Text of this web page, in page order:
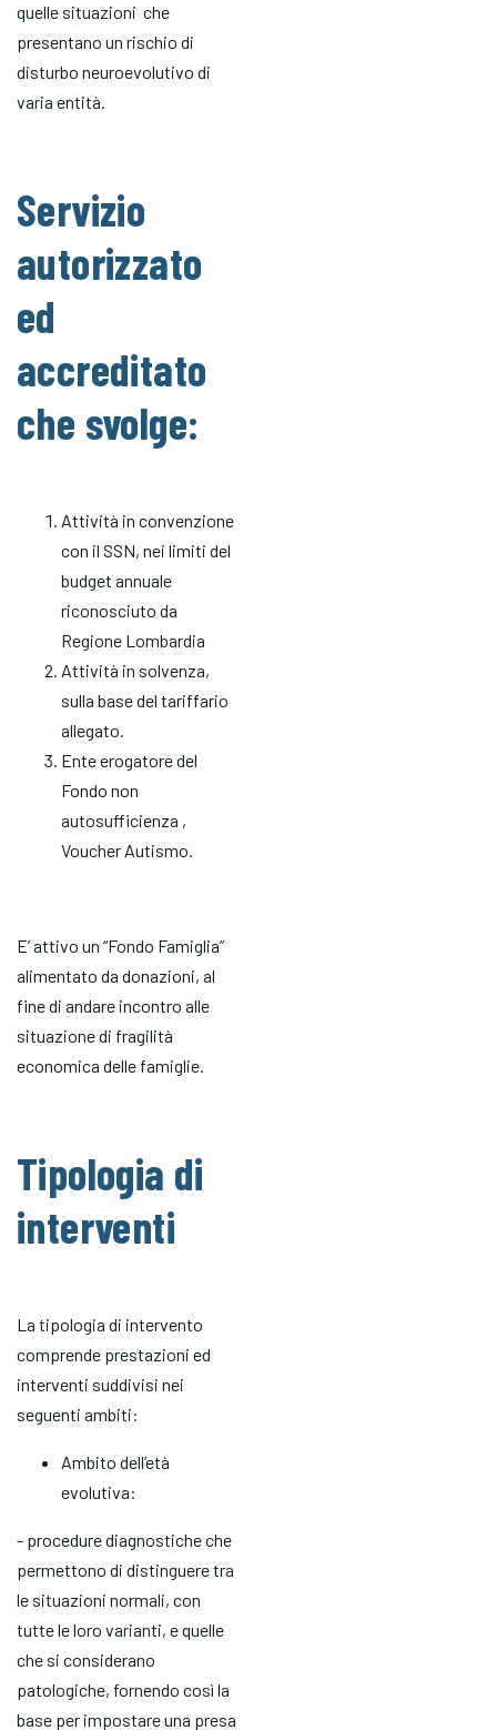
quelle situazioni che
presentano un rischio di
disturbo neuroevolutivo di
varia entità.
Servizio
autorizzato
ed
accreditato
che svolge:
Attività in convenzione
con il SSN, nei limiti del
budget annuale
riconosciuto da
Regione Lombardia
Attività in solvenza,
sulla base del tariffario
allegato.
Ente erogatore del
Fondo non
autosufficienza ,
Voucher Autismo.
E’ attivo un “Fondo Famiglia”
alimentato da donazioni, al
fine di andare incontro alle
situazione di fragilità
economica delle famiglie.
Tipologia di
interventi
La tipologia di intervento
comprende prestazioni ed
interventi suddivisi nei
seguenti ambiti:
Ambito dell’età
evolutiva:
- procedure diagnostiche che
permettono di distinguere tra
le situazioni normali, con
tutte le loro varianti, e quelle
che si considerano
patologiche, fornendo così la
base per impostare una presa